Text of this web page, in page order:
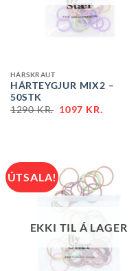
HÁRSKRAUT
HÁRTEYGJUR MIX2 –
50STK
1290KR. 1097 KR.
ÚTSALA!
EKKI TIL Á LAGER